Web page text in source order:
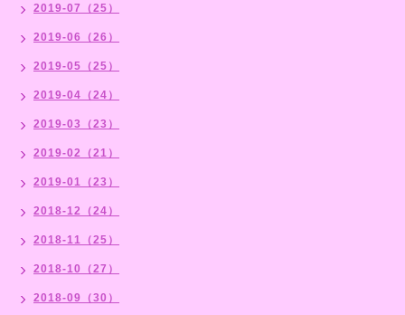
2019-07（25）
2019-06（26）
2019-05（25）
2019-04（24）
2019-03（23）
2019-02（21）
2019-01（23）
2018-12（24）
2018-11（25）
2018-10（27）
2018-09（30）